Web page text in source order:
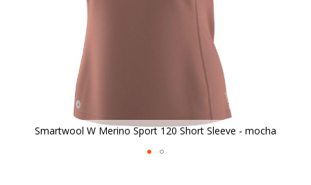
Smartwool W Merino Sport 120 Short Sleeve - mocha